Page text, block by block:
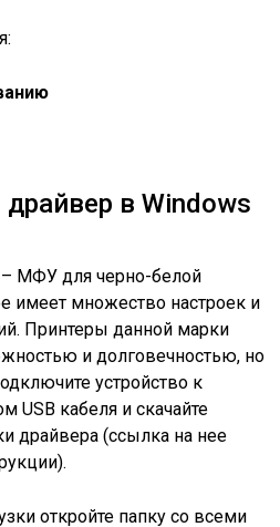
в Windows
– МФУ для черно-белой
имеет множество настроек и
Принтеры данной марки
и долговечностью, но
устройство к
USB кабеля и скачайте
драйвера (ссылка на нее
откройте папку со всеми